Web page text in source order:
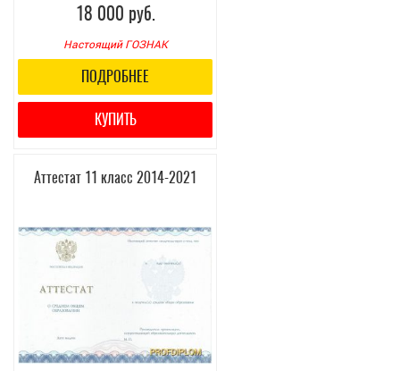
18 000 руб.
Настоящий ГОЗНАК
ПОДРОБНЕЕ
КУПИТЬ
Аттестат 11 класс 2014-2021